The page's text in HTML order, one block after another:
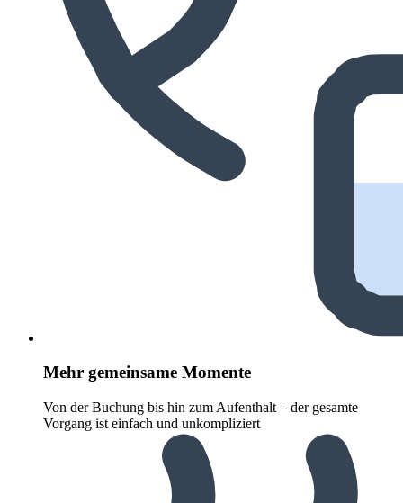
Mehr gemeinsame Momente
Von der Buchung bis hin zum Aufenthalt – der gesamte
Vorgang ist einfach und unkompliziert